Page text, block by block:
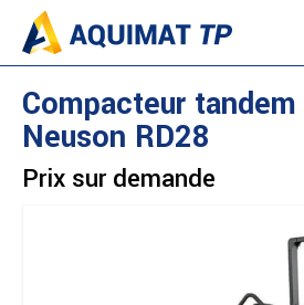
Compacteur tandem
Neuson RD28
Prix sur demande